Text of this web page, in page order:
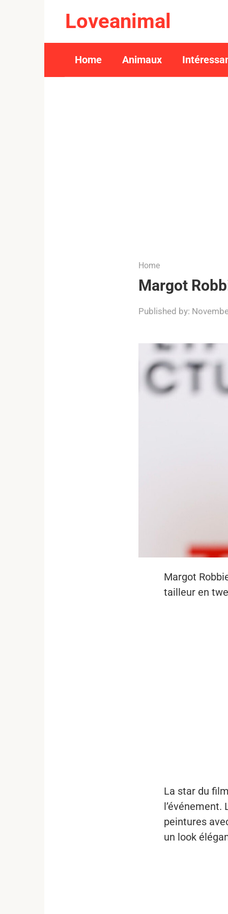
Loveanimal
Home Animaux
Home
Margot
Published by:
Margot
tailleur en
La star du
peintures
un look